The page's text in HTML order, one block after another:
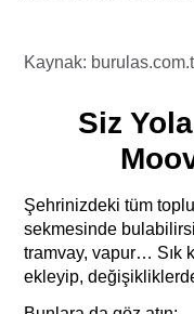
Kaynak:
Siz
Şehrinizdeki tüm toplu
sekmesinde
tramvay, vapur… Sık
ekleyip,